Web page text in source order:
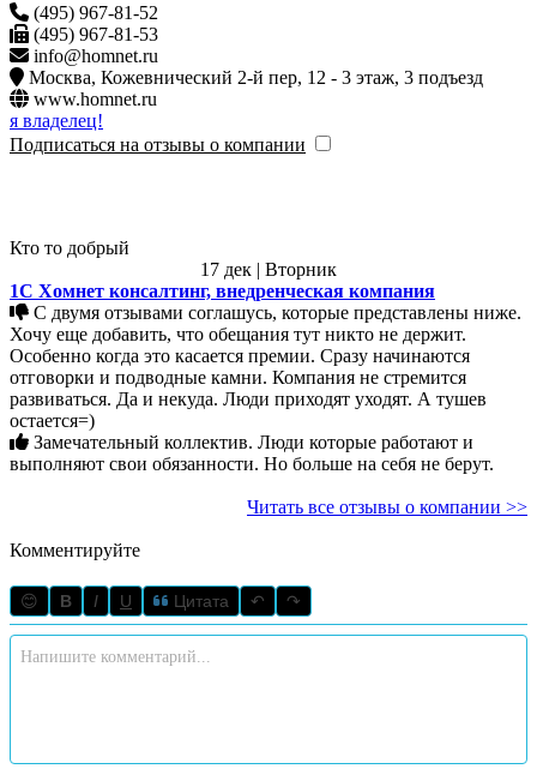
(495) 967-81-52
(495) 967-81-53
info@homnet.ru
Москва,
Кожевнический 2-й пер, 12 - 3 этаж, 3 подъезд
www.homnet.ru
я владелец!
Подписаться на отзывы о компании
Кто то добрый
17 дек | Вторник
1С Хомнет консалтинг, внедренческая компания
Хочу еще добавить, что обещания тут никто не держит.
Особенно когда это касается премии. Сразу начинаются
отговорки и подводные камни. Компания не стремится
развиваться. Да и некуда. Люди приходят уходят. А тушев
остается=)
выполняют свои обязанности. Но больше на себя не берут.
Читать все отзывы о компании >>
Комментируйте
😊 B I U Цитата ↶ ↷